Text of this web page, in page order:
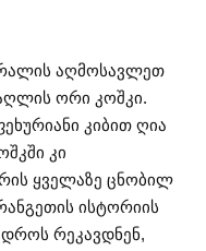
აღმოსავლეთ
ორი კოშკი.
კიბით ღია
კი
ყველაზე ცნობილ
ისტორიის
რეკავდნენ,